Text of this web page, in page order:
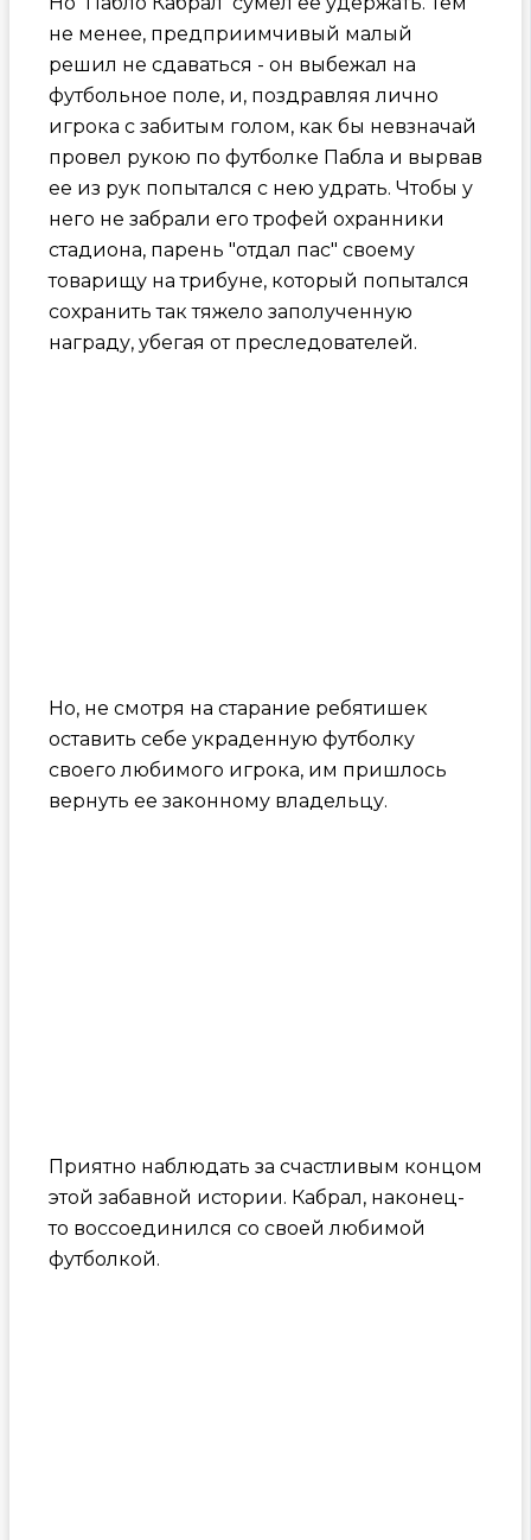
не менее, предприимчивый малый
решил не сдаваться - он выбежал на
футбольное поле, и, поздравляя лично
игрока с забитым голом, как бы невзначай
провел рукою по футболке Пабла и вырвав
ее из рук попытался с нею удрать. Чтобы у
него не забрали его трофей охранники
стадиона, парень "отдал пас" своему
товарищу на трибуне, который попытался
сохранить так тяжело заполученную
награду, убегая от преследователей.
Но, не смотря на старание ребятишек
оставить себе украденную футболку
своего любимого игрока, им пришлось
вернуть ее законному владельцу.
Приятно наблюдать за счастливым концом
этой забавной истории. Кабрал, наконец-
то воссоединился со своей любимой
футболкой.